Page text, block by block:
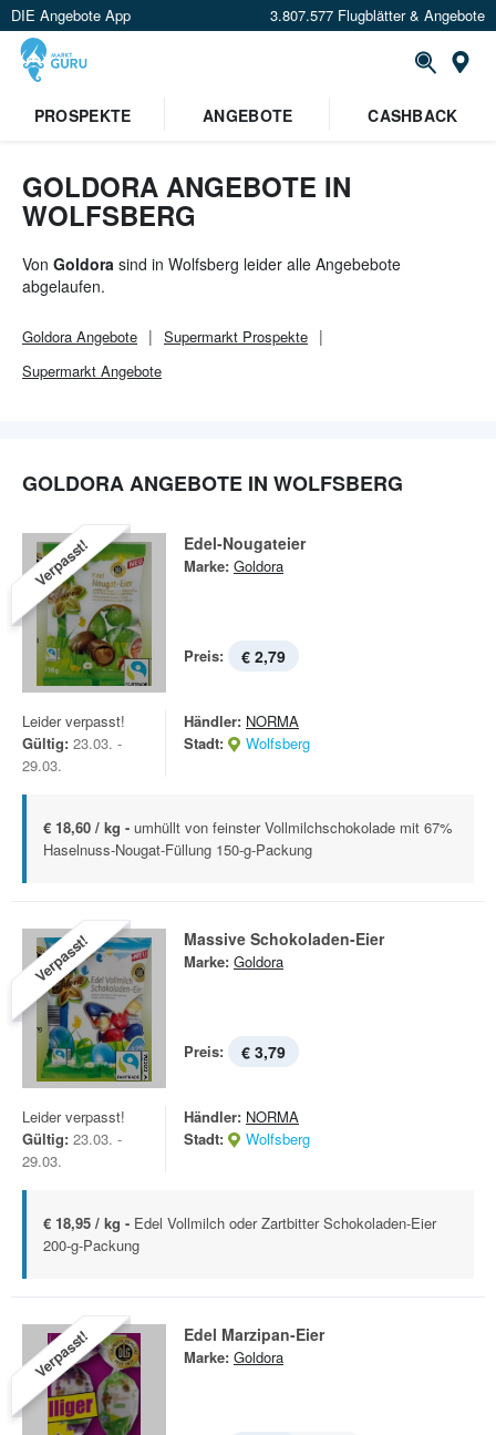
DIE Angebote App 3.807.577 Flugblätter & Angebote
Standort festlegen
PROSPEKTE ANGEBOTE CASHBACK
GOLDORA ANGEBOTE IN
WOLFSBERG
Von Goldora sind in Wolfsberg leider alle Angebebote
abgelaufen.
Goldora Angebote Supermarkt Prospekte
Supermarkt Angebote
GOLDORA ANGEBOTE IN WOLFSBERG
Verpasst! Edel-Nougateier
Marke: Goldora
Preis: € 2,79
Leider verpasst!
Gültig: 23.03. -
29.03.
Händler: NORMA
Stadt:
Wolfsberg
€ 18,60 / kg - umhüllt von feinster Vollmilchschokolade mit 67%
Haselnuss-Nougat-Füllung 150-g-Packung
Verpasst! Massive Schokoladen-Eier
Marke: Goldora
Preis: € 3,79
Leider verpasst!
Gültig: 23.03. -
29.03.
Händler: NORMA
Stadt:
Wolfsberg
€ 18,95 / kg - Edel Vollmilch oder Zartbitter Schokoladen-Eier
200-g-Packung
Verpasst! Edel Marzipan-Eier
Marke: Goldora